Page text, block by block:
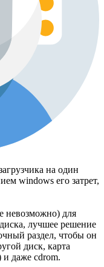
на один
windows его затрет,
невозможно) для
лучшее решение
раздел, чтобы он
диск, карта
и даже cdrom.